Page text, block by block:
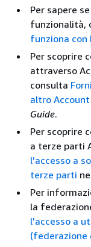
Per sapere
funzionalità,
funziona con
Per scoprire
attraverso
consulta
altro
Guide.
Per scoprire
a terze parti
l'accesso a
terze parti
Per
la
l'accesso a